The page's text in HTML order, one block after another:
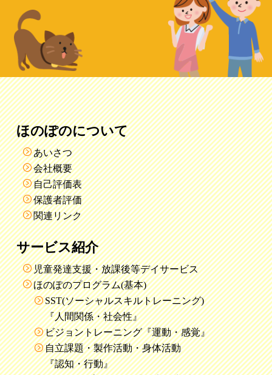
ほのぽのについて
あいさつ
会社概要
自己評価表
保護者評価
関連リンク
サービス紹介
児童発達支援・放課後等デイサービス
ほのぽのプログラム(基本)
SST(ソーシャルスキルトレーニング)
『人間関係・社会性』
ビジョントレーニング『運動・感覚』
自立課題・製作活動・身体活動
『認知・行動』